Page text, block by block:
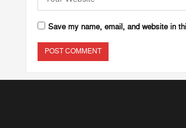
Save my name, email, and website in